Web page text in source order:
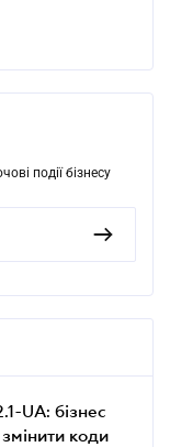
події бізнесу
UA: бізнес
коди